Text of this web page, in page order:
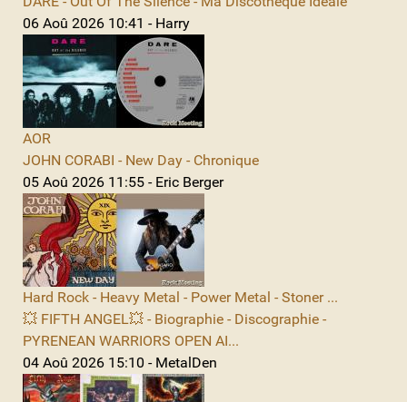
06 Aoû 2026 10:41 - Harry
AOR
JOHN CORABI - New Day - Chronique
05 Aoû 2026 11:55 - Eric Berger
Hard Rock - Heavy Metal - Power Metal - Stoner ...
💥 FIFTH ANGEL💥 - Biographie - Discographie -
PYRENEAN WARRIORS OPEN AI...
04 Aoû 2026 15:10 - MetalDen